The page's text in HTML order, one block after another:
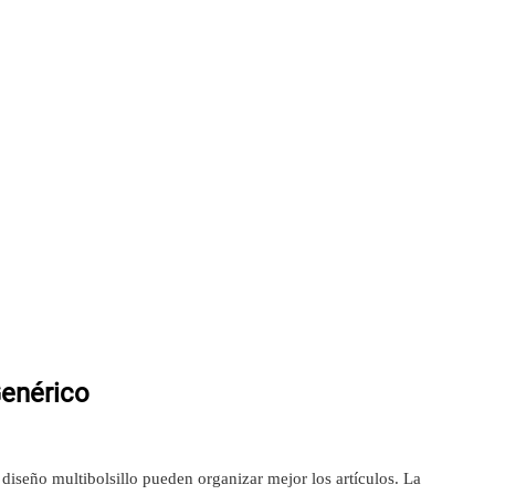
multibolsillo pueden organizar mejor los artículos. La